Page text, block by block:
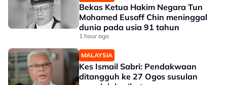
Bekas Ketua Hakim Negara Tun
Mohamed Eusoff Chin meninggal
dunia pada usia 91 tahun
1 hour ago
MALAYSIA
Kes Ismail Sabri: Pendakwaan
ditangguh ke 27 Ogos susulan